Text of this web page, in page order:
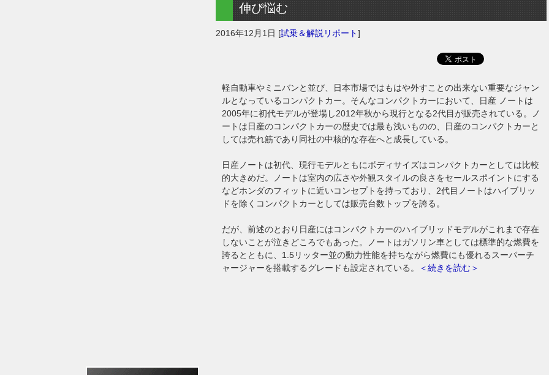
伸び悩む
2016年12月1日 [試乗＆解説リポート]
軽自動車やミニバンと並び、日本市場ではもはや外すことの出来ない重要なジャン
ルとなっているコンパクトカー。そんなコンパクトカーにおいて、日産 ノートは
2005年に初代モデルが登場し2012年秋から現行となる2代目が販売されている。ノ
ートは日産のコンパクトカーの歴史では最も浅いものの、日産のコンパクトカーと
しては売れ筋であり同社の中核的な存在へと成長している。
日産ノートは初代、現行モデルともにボディサイズはコンパクトカーとしては比較
的大きめだ。ノートは室内の広さや外観スタイルの良さをセールスポイントにする
などホンダのフィットに近いコンセプトを持っており、2代目ノートはハイブリッ
ドを除くコンパクトカーとしては販売台数トップを誇る。
だが、前述のとおり日産にはコンパクトカーのハイブリッドモデルがこれまで存在
しないことが泣きどころでもあった。ノートはガソリン車としては標準的な燃費を
誇るとともに、1.5リッター並の動力性能を持ちながら燃費にも優れるスーパーチ
ャージャーを搭載するグレードも設定されている。
＜続きを読む＞